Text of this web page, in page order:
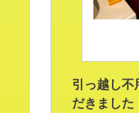
引っ越し不
だきました